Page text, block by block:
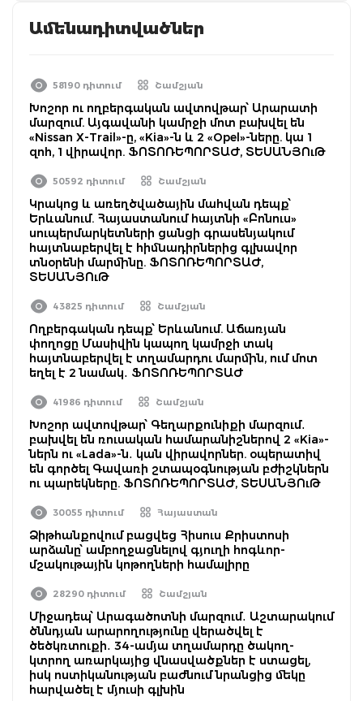
Ամենադիտվածներ
58190 դիտում Շամշյան
Խոշոր ու ողբերգական ավտովթար՝ Արարատի
մարզում. Այգավանի կամրջի մոտ բախվել են
«Nissan X-Trail»-ը, «Kia»-ն և 2 «Opel»-ները. կա 1
զոհ, 1 վիրավոր. ՖՈՏՈՌԵՊՈՐՏԱԺ, ՏԵՍԱՆՅՈւԹ
50592 դիտում Շամշյան
Կրակոց և առեղծվածային մահվան դեպք՝
Երևանում. Հայաստանում հայտնի «Բոնուս»
սուպերմարկետների ցանցի գրասենյակում
հայտնաբերվել է հիմնադիրներից գլխավոր
տնօրենի մարմինը. ՖՈՏՈՌԵՊՈՐՏԱԺ,
ՏԵՍԱՆՅՈւԹ
43825 դիտում Շամշյան
Ողբերգական դեպք՝ Երևանում. Աճառյան
փողոցը Մասիվին կապող կամրջի տակ
հայտնաբերվել է տղամարդու մարմին, ում մոտ
եղել է 2 նամակ․ ՖՈՏՈՌԵՊՈՐՏԱԺ
41986 դիտում Շամշյան
Խոշոր ավտովթար՝ Գեղարքունիքի մարզում․
բախվել են ռուսական համարանիշներով 2 «Kia»-
ներն ու «Lada»-ն․ կան վիրավորներ. օպերատիվ
են գործել Գավառի շտապօգնության բժիշկներն
ու պարեկները. ՖՈՏՈՌԵՊՈՐՏԱԺ, ՏԵՍԱՆՅՈւԹ
30055 դիտում Հայաստան
Ձիթհանքովում բացվեց Հիսուս Քրիստոսի
արձանը՝ ամբողջացնելով գյուղի հոգևոր-
մշակութային կոթողների համալիրը
28290 դիտում Շամշյան
Միջադեպ՝ Արագածոտնի մարզում․ Աշտարակում
ծննդյան արարողությունը վերածվել է
ծեծկռտուքի․ 34-ամյա տղամարդը ծակող-
կտրող առարկայից վնասվածքներ է ստացել,
իսկ ոստիկանության բաժնում նրանցից մեկը
հարվածել է մյուսի գլխին